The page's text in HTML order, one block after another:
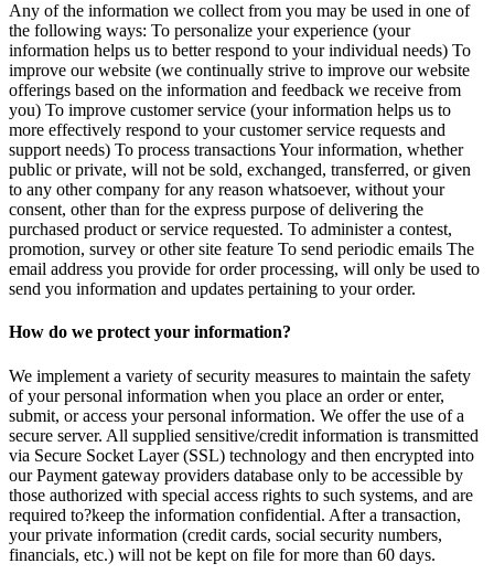
Any of the information we collect from you may be used in one of
the following ways: To personalize your experience (your
information helps us to better respond to your individual needs) To
improve our website (we continually strive to improve our website
offerings based on the information and feedback we receive from
you) To improve customer service (your information helps us to
more effectively respond to your customer service requests and
support needs) To process transactions Your information, whether
public or private, will not be sold, exchanged, transferred, or given
to any other company for any reason whatsoever, without your
consent, other than for the express purpose of delivering the
purchased product or service requested. To administer a contest,
promotion, survey or other site feature To send periodic emails The
email address you provide for order processing, will only be used to
send you information and updates pertaining to your order.
How do we protect your information?
We implement a variety of security measures to maintain the safety
of your personal information when you place an order or enter,
submit, or access your personal information. We offer the use of a
secure server. All supplied sensitive/credit information is transmitted
via Secure Socket Layer (SSL) technology and then encrypted into
our Payment gateway providers database only to be accessible by
those authorized with special access rights to such systems, and are
required to?keep the information confidential. After a transaction,
your private information (credit cards, social security numbers,
financials, etc.) will not be kept on file for more than 60 days.